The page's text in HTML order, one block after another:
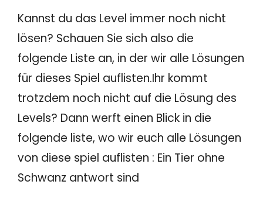
Kannst du das Level immer noch nicht
lösen? Schauen Sie sich also die
folgende Liste an, in der wir alle Lösungen
für dieses Spiel auflisten.Ihr kommt
trotzdem noch nicht auf die Lösung des
Levels? Dann werft einen Blick in die
folgende liste, wo wir euch alle Lösungen
von diese spiel auflisten : Ein Tier ohne
Schwanz antwort sind